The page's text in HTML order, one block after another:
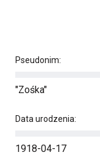
Pseudonim:
"Zośka"
Data urodzenia:
1918-04-17